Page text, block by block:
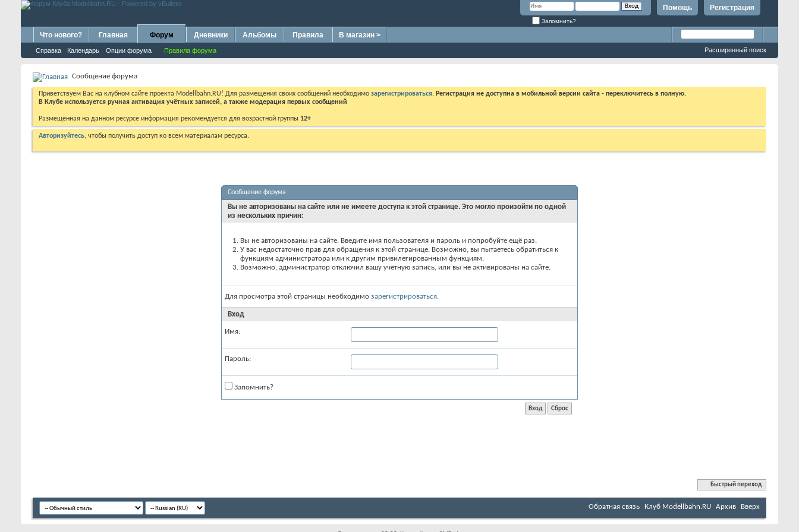
Регистрация
Помощь
Запомнить?
Что нового? Главная Форум
Справка Календарь Опции форума Правила форума
Дневники Альбомы Правила В магазин >
Расширенный поиск
Сообщение форума
Приветствуем Вас на клубном сайте проекта Modellbahn.RU! Для размещения своих сообщений необходимо зарегистрироваться. Регистрация не доступна в мобильной версии сайта - переключитесь в полную.
В Клубе используется ручная активация учётных записей, а также модерация первых сообщений
Размещённая на данном ресурсе информация рекомендуется для возрастной группы 12+
Авторизуйтесь, чтобы получить доступ ко всем материалам ресурса.
Сообщение форума
Вы не авторизованы на сайте или не имеете доступа к этой странице. Это могло произойти по одной
из нескольких причин:
Вы не авторизованы на сайте. Введите имя пользователя и пароль и попробуйте ещё раз.
У вас недостаточно прав для обращения к этой странице. Возможно, вы пытаетесь обратиться к
функциям администратора или к другим привилегированным функциям.
Возможно, администратор отключил вашу учётную запись, или вы не активированы на сайте.
Для просмотра этой страницы необходимо зарегистрироваться.
Вход
Имя:
Пароль:
Запомнить?
Быстрый переход
Обратная связь Клуб Мodellbahn.RU Архив Вверх